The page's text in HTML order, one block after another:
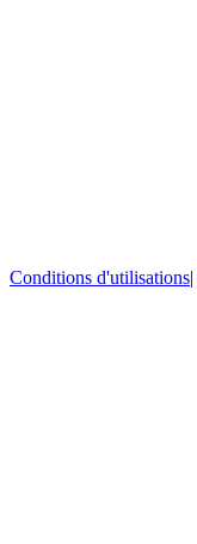
Conditions d'utilisations|